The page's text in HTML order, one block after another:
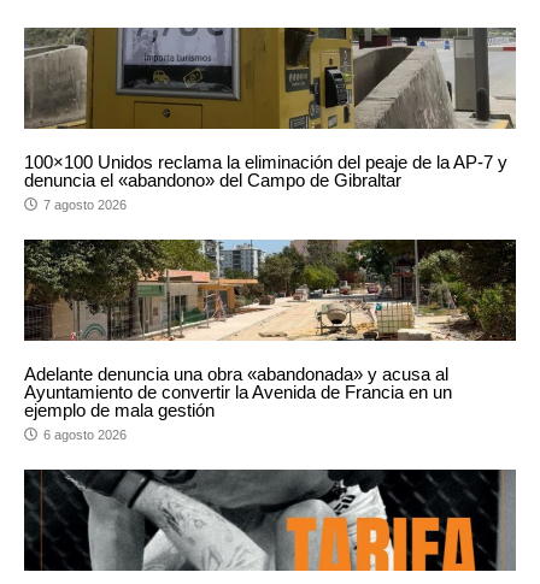
100×100 Unidos reclama la eliminación del peaje de la AP-7 y
denuncia el «abandono» del Campo de Gibraltar
7 agosto 2026
Adelante denuncia una obra «abandonada» y acusa al
Ayuntamiento de convertir la Avenida de Francia en un
ejemplo de mala gestión
6 agosto 2026